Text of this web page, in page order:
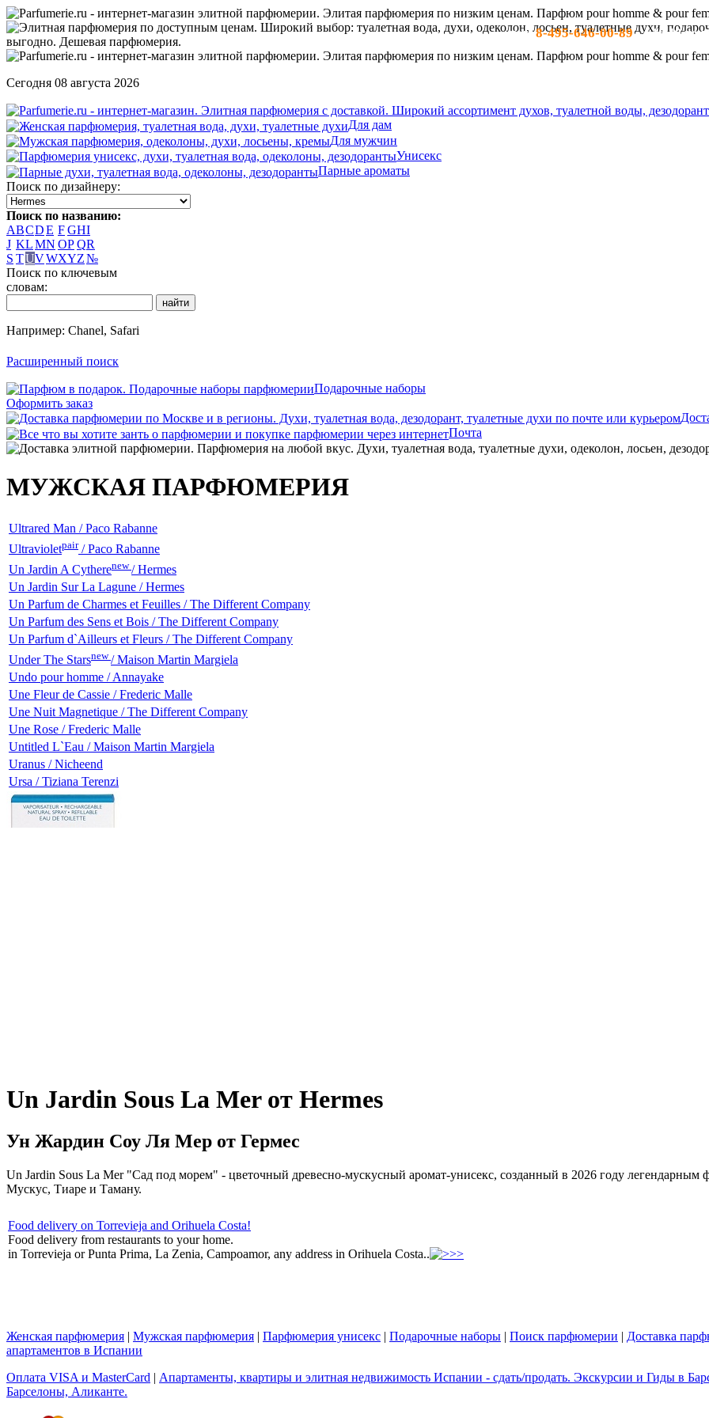
тел:8-495-646-00-89- c 10-19 по
Сегодня 08 августа 2026
Для дам
Для мужчин
Унисекс
Парные ароматы
Поиск по дизайнеру:
Поиск по названию:
ABCDE FGHI
J KLMN OPQR
S TUVWXYZ№
Поиск по ключевым
словам:
Например: Chanel, Safari
Расширенный поиск
Подарочные наборы
Оформить заказ
Почта
МУЖСКАЯ ПАРФЮМЕРИЯ
Ultrared Man / Paco Rabanne
Ultravioletpair/ Paco Rabanne
Un Jardin A Cytherenew/ Hermes
Un Jardin Sur La Lagune / Hermes
Un Parfum de Charmes et Feuilles / The Different Company
Un Parfum des Sens et Bois / The Different Company
Un Parfum d`Ailleurs et Fleurs / The Different Company
Under The Starsnew/ Maison Martin Margiela
Undo pour homme / Annayake
Une Fleur de Cassie / Frederic Malle
Une Nuit Magnetique / The Different Company
Une Rose / Frederic Malle
Untitled L`Eau / Maison Martin Margiela
Uranus / Nicheend
Ursa / Tiziana Terenzi
Un Jardin Sous La Mer от Hermes
Ун Жардин Соу Ля Мер от Гермес
Un Jardin Sous La Mer "Сад под морем" - цветочный древесно-мускусный аромат-унисекс, созданный в 2026 году
Мускус, Тиаре и Таману.
Food delivery on Torrevieja and Orihuela Costa!
Food delivery from restaurants to your home.
in Torrevieja or Punta Prima, La Zenia, Campoamor, any address in Orihuela Costa..
Женская парфюмерия | Мужская парфюмерия | Парфюмерия унисекс | Подарочные наборы | Поиск парфюмерии | Доставка
апартаментов в Испании
Оплата VISA и MasterCard | Апартаменты, квартиры и элитная недвижимость Испании - сдать/продать. Экскурсии и Гиды в
Барселоны, Аликанте.